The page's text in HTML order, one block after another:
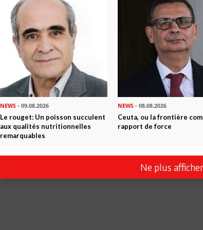
NEWS - 09.08.2026
Le rouget: Un poisson succulent
aux qualités nutritionnelles
remarquables
NEWS - 08.08.2026
Ceuta, ou la frontière
rapport de force
Ne plus afficher